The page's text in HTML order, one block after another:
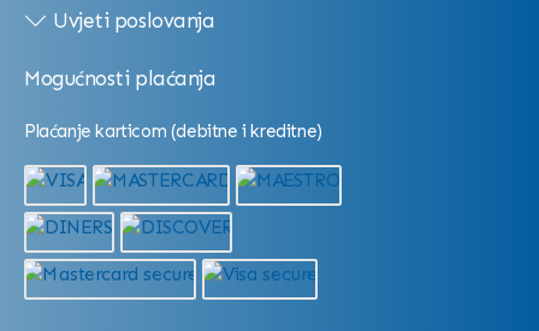
Uvjeti poslovanja
Mogućnosti plaćanja
Plaćanje karticom (debitne i kreditne)